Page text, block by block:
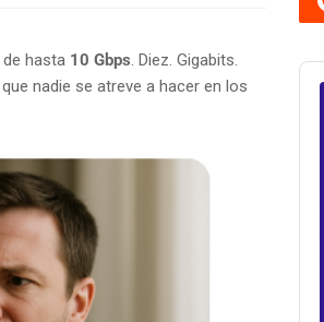
de hasta 10 Gbps. Diez. Gigabits.
nadie se atreve a hacer en los